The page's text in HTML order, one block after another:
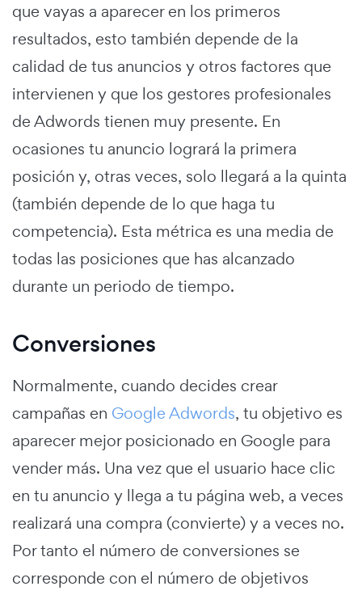
que vayas a aparecer en los primeros
resultados, esto también depende de la
calidad de tus anuncios y otros factores que
intervienen y que los gestores profesionales
de Adwords tienen muy presente. En
ocasiones tu anuncio logrará la primera
posición y, otras veces, solo llegará a la quinta
(también depende de lo que haga tu
competencia). Esta métrica es una media de
todas las posiciones que has alcanzado
durante un periodo de tiempo.
Conversiones
Normalmente, cuando decides crear
campañas en Google Adwords, tu objetivo es
aparecer mejor posicionado en Google para
vender más. Una vez que el usuario hace clic
en tu anuncio y llega a tu página web, a veces
realizará una compra (convierte) y a veces no.
Por tanto el número de conversiones se
corresponde con el número de objetivos